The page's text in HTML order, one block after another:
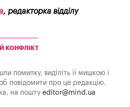
, редакторка відділу
КОНФЛІКТ
помилку, виділіть її мишкою і
повідомити про це редакцію.
на пошту editor@mind.ua